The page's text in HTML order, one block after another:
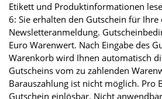
Etikett und Produktinformationen
6: Sie erhalten den Gutschein für Ihre
Newsletteranmeldung.
Euro Warenwert. Nach Eingabe des
Warenkorb wird Ihnen automatisch
Gutscheins vom zu zahlenden
Barauszahlung ist nicht möglich. Pro
Gutschein einlösbar. Nicht